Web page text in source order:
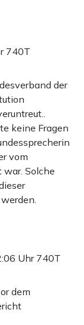
740T
der
keine Fragen
vom
Solche
Uhr 740T
dem